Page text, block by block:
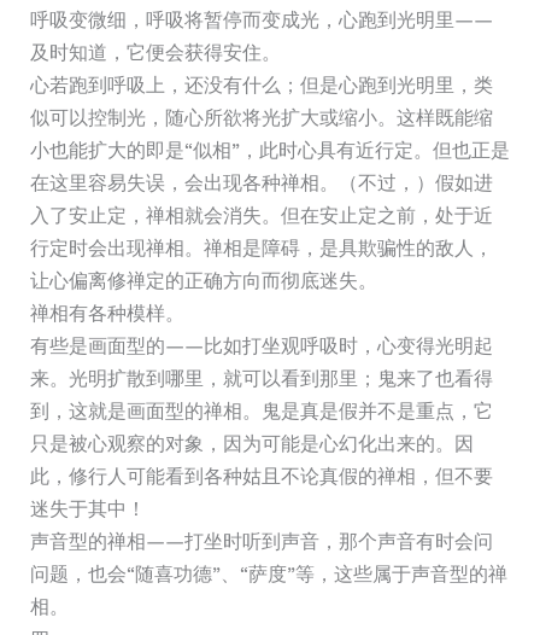
呼吸变微细，呼吸将暂停而变成光，心跑到光明里——
及时知道，它便会获得安住。
心若跑到呼吸上，还没有什么；但是心跑到光明里，类
似可以控制光，随心所欲将光扩大或缩小。这样既能缩
小也能扩大的即是“似相”，此时心具有近行定。但也正是
在这里容易失误，会出现各种禅相。（不过，）假如进
入了安止定，禅相就会消失。但在安止定之前，处于近
行定时会出现禅相。禅相是障碍，是具欺骗性的敌人，
让心偏离修禅定的正确方向而彻底迷失。
禅相有各种模样。
有些是画面型的——比如打坐观呼吸时，心变得光明起
来。光明扩散到哪里，就可以看到那里；鬼来了也看得
到，这就是画面型的禅相。鬼是真是假并不是重点，它
只是被心观察的对象，因为可能是心幻化出来的。因
此，修行人可能看到各种姑且不论真假的禅相，但不要
迷失于其中！
声音型的禅相——打坐时听到声音，那个声音有时会问
问题，也会“随喜功德”、“萨度”等，这些属于声音型的禅
相。